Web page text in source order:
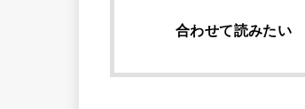
合わせて読みたい